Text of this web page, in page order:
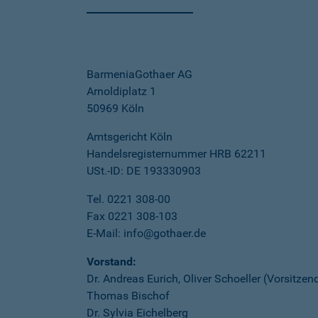
BarmeniaGothaer AG
Arnoldiplatz 1
50969 Köln
Amtsgericht Köln
Handelsregisternummer HRB 62211
USt.-ID: DE 193330903
Tel. 0221 308-00
Fax 0221 308-103
E-Mail: info@gothaer.de
Vorstand:
Dr. Andreas Eurich, Oliver Schoeller
Thomas Bischof
Dr. Sylvia Eichelberg